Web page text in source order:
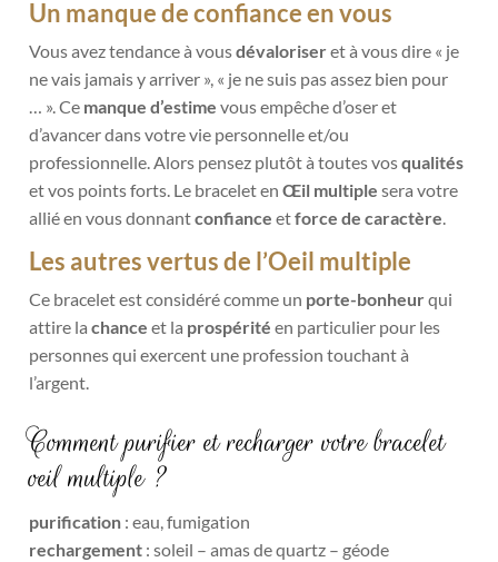
Un manque de confiance en vous
Vous avez tendance à vousdévaloriseret à vous dire « je
ne vais jamais y arriver », « je ne suis pas assez bien pour
… ». Ce manque d’estime vous empêche d’oser et
d’avancer dans votre vie personnelle et/ou
professionnelle. Alors pensez plutôt à toutes vosqualités
et vos points forts. Le bracelet enŒil multiplesera votre
allié en vous donnantconfianceetforce de caractère.
Les autres vertus de l’Oeil multiple
Ce bracelet est considéré comme un porte-bonheurqui
attire lachance et la prospérité en particulier pour les
personnes qui exercent une profession touchant à
l’argent.
Comment purifier et recharger votre bracelet
oeil multiple ?
purification : eau, fumigation
rechargement : soleil – amas de quartz – géode